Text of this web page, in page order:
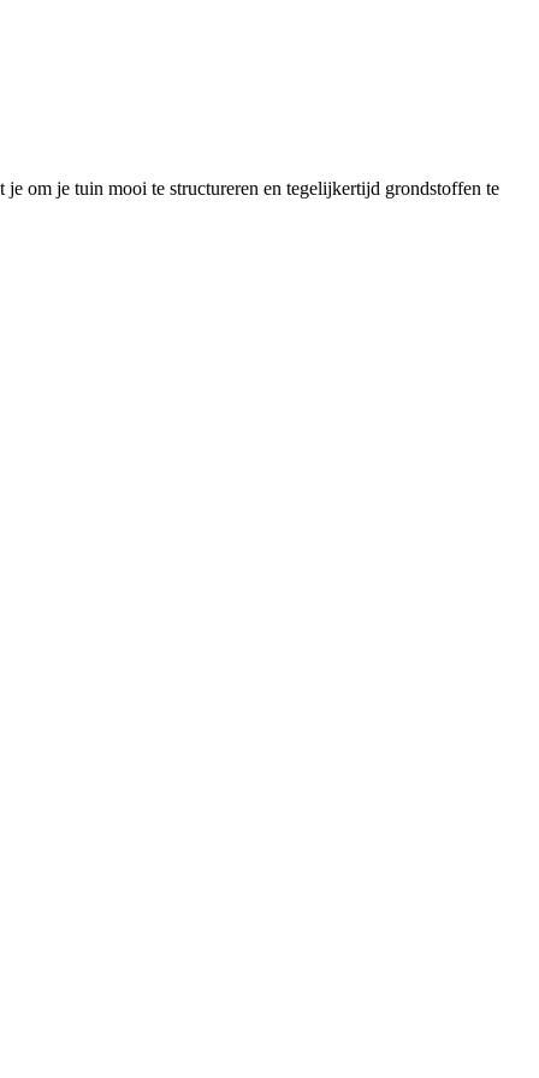
om je tuin mooi te structureren en tegelijkertijd grondstoffen te